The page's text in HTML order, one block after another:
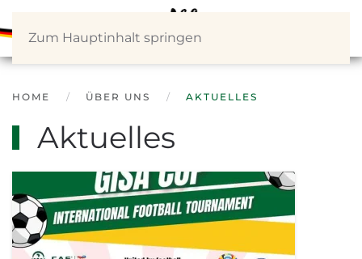
Zum Hauptinhalt springen
HOME ÜBER UNS AKTUELLES
Aktuelles